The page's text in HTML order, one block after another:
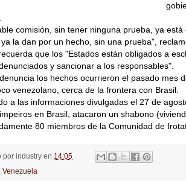
comisión, sin tener ninguna prueba, ya
la dan por un hecho, sin una prueba",
que los "Estados están obligados a
y sancionar a los responsables".
los hechos ocurrieron el pasado mes
venezolano, cerca de la frontera con Brasil.
a las informaciones divulgadas el 27 de
en Brasil, atacaron un shabono
80 miembros de la Comunidad de
por industry en 14:05
Venezuela